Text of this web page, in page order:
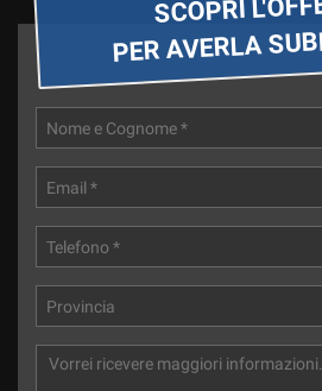
PER AVERLA